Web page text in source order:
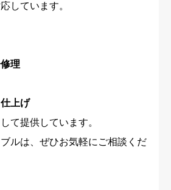
しています。
理
上げ
て提供しています。
ルは、ぜひお気軽にご相談くだ